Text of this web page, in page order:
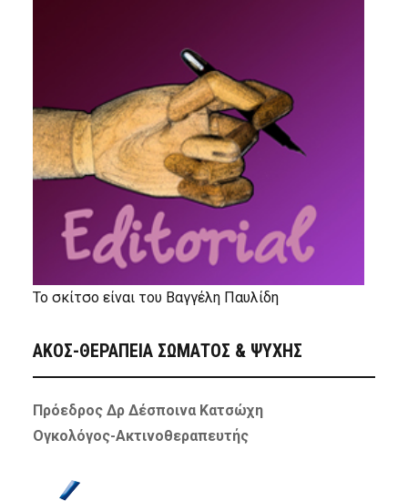
Το σκίτσο είναι του Βαγγέλη Παυλίδη
ΑΚΟΣ-ΘΕΡΑΠΕΙΑ ΣΩΜΑΤΟΣ & ΨΥΧΗΣ
Πρόεδρος Δρ Δέσποινα Κατσώχη
Ογκολόγος-Ακτινοθεραπευτής